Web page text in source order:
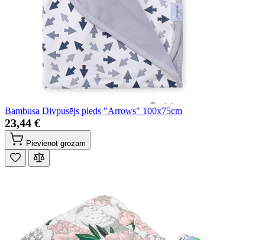
Bambusa Divpusējs pleds "Arrows" 100x75cm
23,44 €
Pievienot grozam